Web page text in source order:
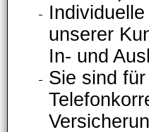
unserer
In- und
Sie sind